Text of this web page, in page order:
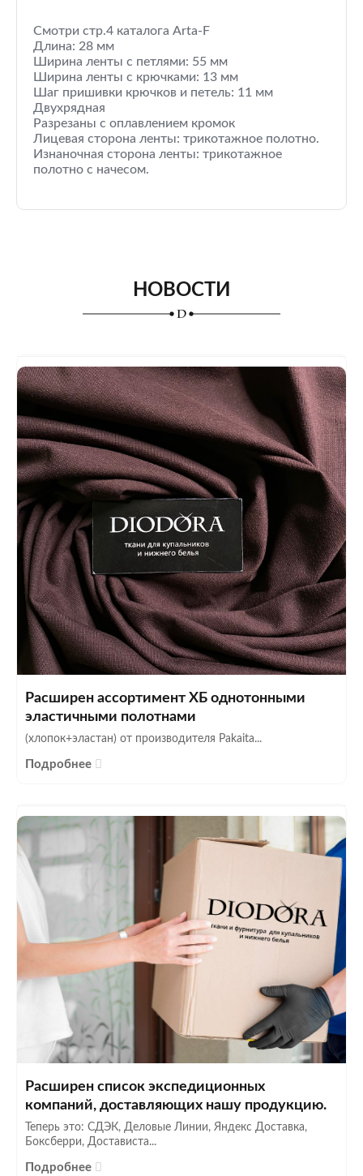
Смотри стр.4 каталога Arta-F
Длина: 28 мм
Ширина ленты с петлями: 55 мм
Ширина ленты с крючками: 13 мм
Шаг пришивки крючков и петель: 11 мм
Двухрядная
Разрезаны с оплавлением кромок
Лицевая сторона ленты: трикотажное полотно.
Изнаночная сторона ленты: трикотажное
полотно с начесом.
НОВОСТИ
Расширен ассортимент ХБ однотонными
эластичными полотнами
(хлопок+эластан) от производителя Pakaita...
Подробнее
Расширен список экспедиционных
компаний, доставляющих нашу продукцию.
Теперь это: СДЭК, Деловые Линии, Яндекс Доставка,
Боксберри, Достависта...
Подробнее